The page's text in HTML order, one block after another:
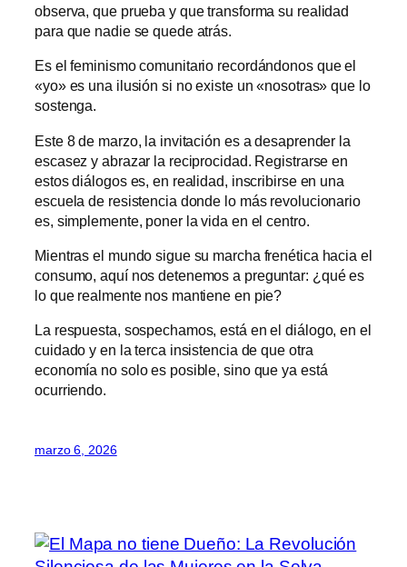
observa, que prueba y que transforma su realidad
para que nadie se quede atrás.
Es el feminismo comunitario recordándonos que el
«yo» es una ilusión si no existe un «nosotras» que lo
sostenga.
Este 8 de marzo, la invitación es a desaprender la
escasez y abrazar la reciprocidad. Registrarse en
estos diálogos es, en realidad, inscribirse en una
escuela de resistencia donde lo más revolucionario
es, simplemente, poner la vida en el centro.
Mientras el mundo sigue su marcha frenética hacia el
consumo, aquí nos detenemos a preguntar: ¿qué es
lo que realmente nos mantiene en pie?
La respuesta, sospechamos, está en el diálogo, en el
cuidado y en la terca insistencia de que otra
economía no solo es posible, sino que ya está
ocurriendo.
marzo 6, 2026